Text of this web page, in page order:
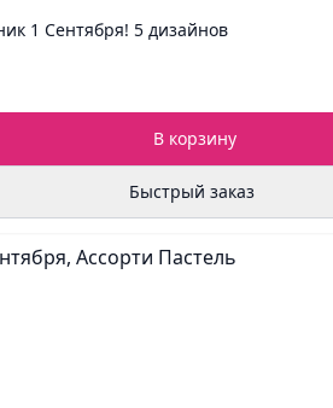
1 Сентября! 5 дизайнов
В корзину
Быстрый заказ